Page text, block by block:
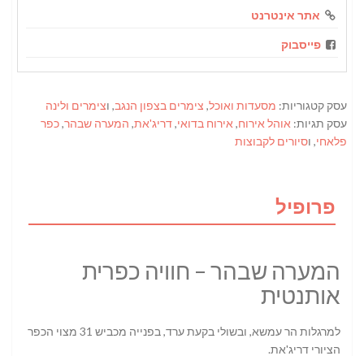
אתר אינטרנט
פייסבוק
עסק קטגוריות: מסעדות ואוכל, צימרים בצפון הנגב, וצימרים ולינה
עסק תגיות: אוהל אירוח, אירוח בדואי,דריג'את, המערה שבהר,כפר
פלאחי, וסיורים לקבוצות
פרופיל
המערה שבהר – חוויה כפרית
אותנטית
למרגלות הר עמשא, ובשולי בקעת ערד, בפנייה מכביש 31 מצוי הכפר
הציורי דריג'את.